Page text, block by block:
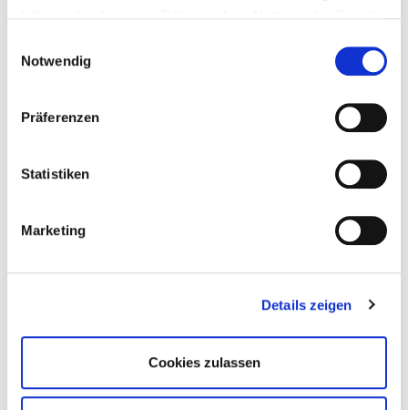
Notwendig
Präferenzen
Statistiken
Marketing
Details zeigen
Cookies zulassen